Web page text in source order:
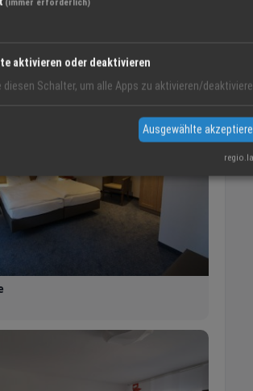
am Himmelssteig
(immer erforderlich)
aktivieren oder deaktivieren
diesen Schalter, um alle Apps zu aktivieren/
Ausgewählte